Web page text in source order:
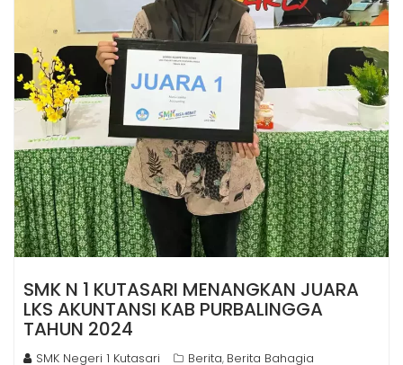
SMK N 1 KUTASARI MENANGKAN JUARA
LKS AKUNTANSI KAB PURBALINGGA
TAHUN 2024
SMK Negeri 1 Kutasari Berita, Berita Bahagia